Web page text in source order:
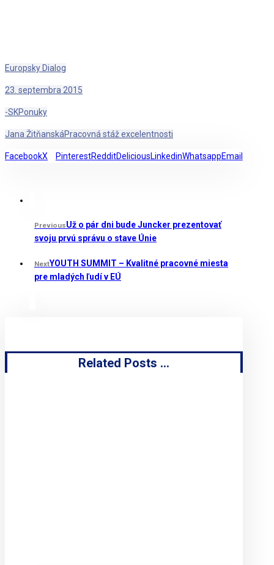
Europsky Dialog
23. septembra 2015
-SKPonuky
Jana ŽitňanskáPracovná stáž excelentnosti
FacebookX PinterestRedditDeliciousLinkedinWhatsappEmail
PreviousUž o pár dni bude Juncker prezentovať
svoju prvú správu o stave Únie
NextYOUTH SUMMIT – Kvalitné pracovné miesta
pre mladých ľudí v EÚ
Related Posts ...